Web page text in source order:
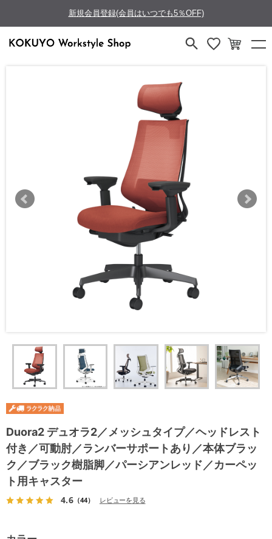
新規会員登録(会員はいつでも5％OFF)
Duora2 デュオラ2／メッシュタイプ／ヘッドレスト
付き／可動肘／ランバーサポートあり／本体ブラッ
ク／ブラック樹脂脚／パーシアンレッド／カーペッ
ト用キャスター
4.6（44） レビューを見る